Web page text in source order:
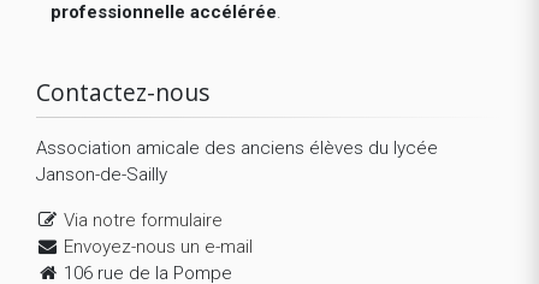
professionnelle accélérée.
Contactez-nous
Association amicale des anciens élèves du lycée
Janson-de-Sailly
Via notre formulaire
Envoyez-nous un e-mail
106 rue de la Pompe